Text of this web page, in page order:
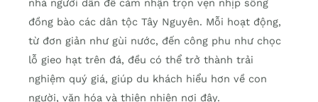
nhà người dân để cảm nhận trọn vẹn nhịp sống
đồng bào các dân tộc Tây Nguyên. Mỗi hoạt động,
từ đơn giản như gùi nước, đến công phu như chọc
lỗ gieo hạt trên đá, đều có thể trở thành trải
nghiệm quý giá, giúp du khách hiểu hơn về con
người, văn hóa và thiên nhiên nơi đây.